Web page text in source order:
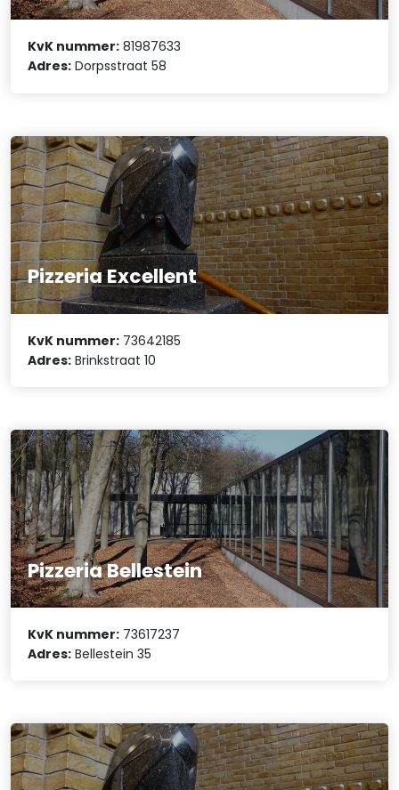
KvK nummer: 81987633
Adres: Dorpsstraat 58
Pizzeria Excellent
KvK nummer: 73642185
Adres: Brinkstraat 10
Pizzeria Bellestein
KvK nummer: 73617237
Adres: Bellestein 35